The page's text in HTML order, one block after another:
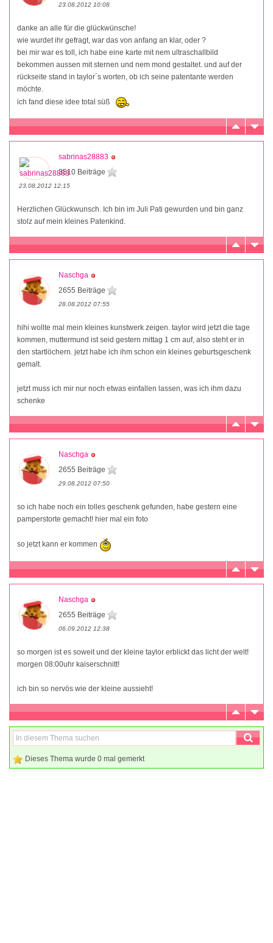
23.08.2012 10:08
danke an alle für die glückwünsche!
wie wurdet ihr gefragt, war das von anfang an klar, oder ?
bei mir war es toll, ich habe eine karte mit nem ultraschallbild
bekommen aussen mit sternen und nem mond gestaltet. und auf der
rückseite stand in taylor´s worten, ob ich seine patentante werden
möchte.
ich fand diese idee total süß
sabrinas28883
3510 Beiträge
23.08.2012 12:15
Herzlichen Glückwunsch. Ich bin im Juli Pati gewurden und bin ganz
stolz auf mein kleines Patenkind.
Naschga
2655 Beiträge
28.08.2012 07:55
hihi wollte mal mein kleines kunstwerk zeigen. taylor wird jetzt die tage
kommen, muttermund ist seid gestern mittag 1 cm auf, also steht er in
den startlöchern. jetzt habe ich ihm schon ein kleines geburtsgeschenk
gemalt.
jetzt muss ich mir nur noch etwas einfallen lassen, was ich ihm dazu
schenke
Naschga
2655 Beiträge
29.08.2012 07:50
so ich habe noch ein tolles geschenk gefunden, habe gestern eine
pamperstorte gemacht! hier mal ein foto
so jetzt kann er kommen
Naschga
2655 Beiträge
06.09.2012 12:38
so morgen ist es soweit und der kleine taylor erblickt das licht der welt!
morgen 08:00uhr kaiserschnitt!
ich bin so nervös wie der kleine aussieht!
Dieses Thema wurde 0 mal gemerkt